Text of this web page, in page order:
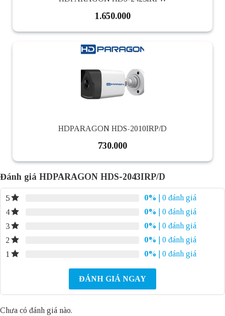
1.650.000
HDPARAGON HDS-2010IRP/D
730.000
Đánh giá HDPARAGON HDS-2043IRP/D
5 0%
| 0 đánh giá
4
0%
| 0 đánh giá
3
0%
| 0 đánh giá
2
0%
| 0 đánh giá
1
0% | 0 đánh giá
ĐÁNH GIÁ NGAY
Chưa có đánh giá nào.